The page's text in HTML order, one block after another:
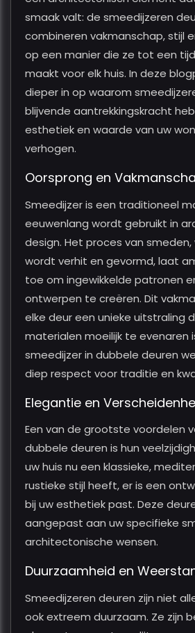
smaak valt: de smeedijzeren
combineren vakmanschap, stijl
op een manier die ze tot een
maakt voor elk huis. In deze
dieper in op waarom
blijvende aantrekkingskracht
esthetiek en waarde van uw
verhogen.
Oorsprong en
Smeedijzer is een traditioneel
eeuwenlang wordt gebruikt in
design. Het proces van smeden,
wordt verhit en gevormd, laat
toe om ingewikkelde patronen
ontwerpen te creëren. Dit
elke deur een unieke uitstraling
materialen moeilijk te evenaren
smeedijzer in dubbele deuren
diep respect voor traditie en
Elegantie en
Een van de grootste voordelen
dubbele deuren is hun
uw huis nu een klassieke,
rustieke stijl heeft, er is een
bij uw esthetiek past. Deze
aangepast aan uw specifieke
architectonische wensen.
Duurzaamheid en
Smeedijzeren deuren zijn niet
ook extreem duurzaam. Ze zijn